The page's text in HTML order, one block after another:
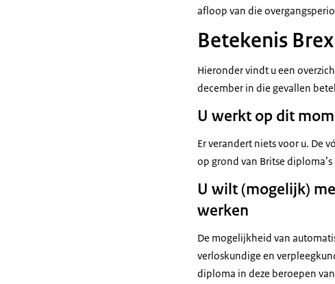
afloop van die
Betekenis
Hieronder vindt u een
december in die gevallen
U werkt op dit
Er verandert niets voor u. De
op grond van Britse
U wilt (mogelijk)
werken
De mogelijkheid van
verloskundige en
diploma in deze beroepen